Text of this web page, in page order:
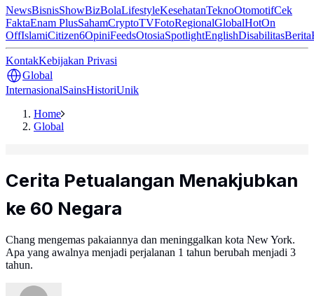
NewsBisnisShowBizBolaLifestyleKesehatanTeknoOtomotifCek
FaktaEnam PlusSahamCryptoTVFotoRegionalGlobalHotOn
OffIslamiCitizen6OpiniFeedsOtosiaSpotlightEnglishDisabilitasBerita
KontakKebijakan Privasi
Global
InternasionalSainsHistoriUnik
Home
Global
Cerita Petualangan Menakjubkan
ke 60 Negara
Chang mengemas pakaiannya dan meninggalkan kota New York.
Apa yang awalnya menjadi perjalanan 1 tahun berubah menjadi 3
tahun.